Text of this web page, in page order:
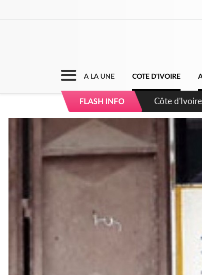
A LA UNE COTE D'IVOIRE
FLASH INFO Côte